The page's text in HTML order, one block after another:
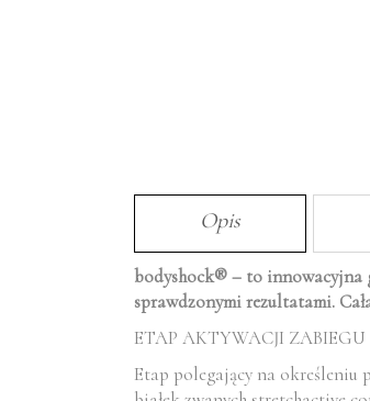
Opis
bodyshock® – to innowacyjna
sprawdzonymi rezultatami.
ETAP AKTYWACJI
Etap polegający na określeniu